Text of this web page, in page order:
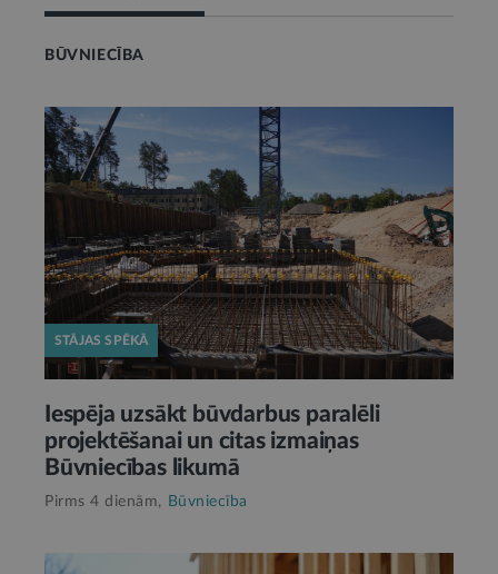
BŪVNIECĪBA
STĀJAS SPĒKĀ
Iespēja uzsākt būvdarbus paralēli
projektēšanai un citas izmaiņas
Būvniecības likumā
Pirms 4 dienām, Būvniecība